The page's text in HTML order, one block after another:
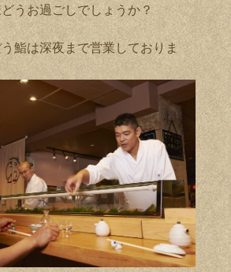
うお過ごしでしょうか？
鮨は深夜まで営業しておりま